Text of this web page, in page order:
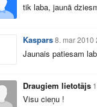
tik laba, jaunā
Kaspars8. mar 2010
Jaunais patiesam
Draugiem lietotājs
Visu cieņu !